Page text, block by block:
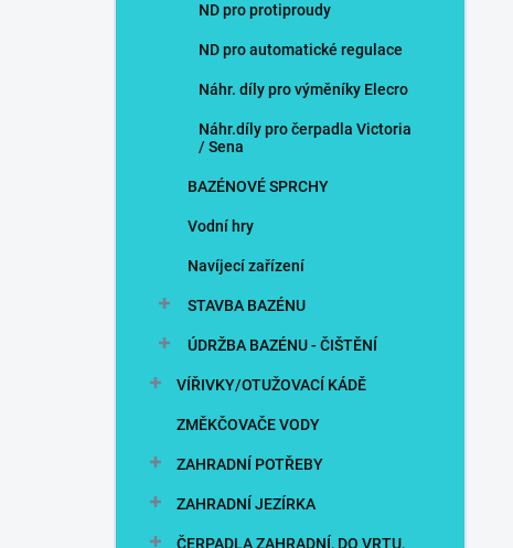
ND pro protiproudy
ND pro automatické regulace
Náhr. díly pro výměníky Elecro
Náhr.díly pro čerpadla Victoria
/ Sena
BAZÉNOVÉ SPRCHY
Vodní hry
Navíjecí zařízení
STAVBA BAZÉNU
ÚDRŽBA BAZÉNU - ČIŠTĚNÍ
VÍŘIVKY/OTUŽOVACÍ KÁDĚ
ZMĚKČOVAČE VODY
ZAHRADNÍ POTŘEBY
ZAHRADNÍ JEZÍRKA
ČERPADLA ZAHRADNÍ, DO VRTU,